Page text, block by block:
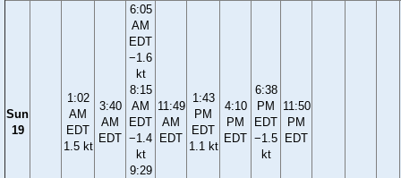
Sun
19
1:02
AM
EDT
1.5 kt
3:40
AM
EDT
6:05
AM
EDT
−1.6
kt
8:15
AM
EDT
−1.4
kt
9:29
11:49
AM
EDT
1:43
PM
EDT
1.1 kt
4:10
PM
EDT
6:38
PM
EDT
−1.5
kt
11:50
PM
EDT